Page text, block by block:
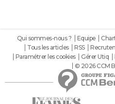
Qui sommes-nous ? Equipe
Tous les articles
RSS
Paramétrer les cookies
Gérer Utiq
© 2026 CCM